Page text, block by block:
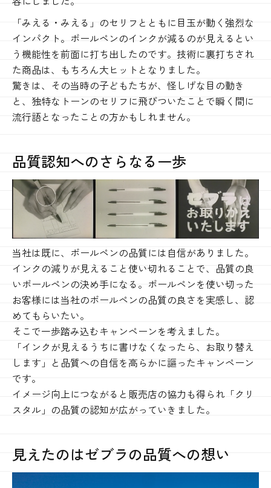
「みえる・みえる」のセリフとともに目玉が動く強烈な
インパクト。ボールペンのインクが減るのが見えるとい
う機能性を前面に打ち出したのです。技術に裏打ちされ
た商品は、もちろん大ヒットとなりました。
驚きは、その当時の子どもたちが、怪しげな目の動き
と、独特なトーンのセリフに飛びついたことで瞬く間に
流行語となったことの方かもしれません。
品質認知へのさらなる一歩
当社は既に、ボールペンの品質には自信がありました。
インクの減りが見えること使い切れることで、品質の良
いボールペンの決め手になる。ボールペンを使い切った
お客様には当社のボールペンの品質の良さを実感し、認
めてもらいたい。
そこで一歩踏み込むキャンペーンを考えました。
「インクが見えるうちに書けなくなったら、お取り替え
します」と品質への自信を高らかに謳ったキャンペーン
です。
イメージ向上につながると販売店の協力も得られ「クリ
スタル」の品質の認知が広がっていきました。
見えたのはゼブラの品質への想い